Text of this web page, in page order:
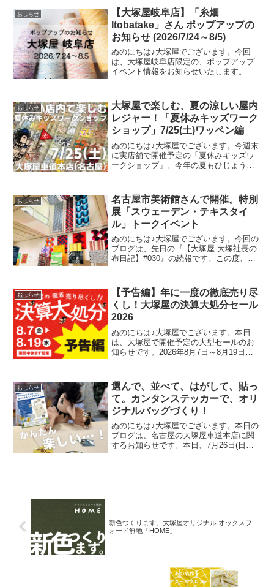
おしらせ
【大塚屋岐阜店】「糸畑
Itobatake」さん ポップアップの
お知らせ (2026/7/24～8/5)
ぬのにちは♪大塚屋でございます。今回
は、大塚屋岐阜店限定の、ポップアップ
イベント情報をお知らせいたします。お
のPOP UPイベントの再開催が決定いた
しました
おしらせ
大塚屋で楽しむ、夏の涼しい屋内
レジャー！「夏休みキッズワーク
ショップ」7/25(土)ワッペン編
ぬのにちは♪大塚屋でございます。今週末
に実店舗で開催予定の「夏休みキッズワ
ークショップ」。今年の夏もひじょうに
る、２日間限定のイベントです。その内
容は各店ごとに異なります
おしらせ
名古屋市美術館さんで開催。特別
展「スウェーデン・テキスタイ
ル」トークイベント
ぬのにちは♪大塚屋でございます。今回の
ブログは、先日の『【大塚屋 大塚社長の
布日記】#030』の続報です。この度、名
のタイトルは、特別展「スウェーデン・
テキスタイル 暮
おしらせ
【予告編】年に一度の徹底売り尽
くし！大塚屋の決算大処分セール
2026
ぬのにちは♪大塚屋でございます。本日
は、大塚屋で開催予定の大型セールのお
知らせです。2026年8月7日～8月19日ま
いたします。（開催前日の8月6日(木)は定
休日です）
おしらせ
選んで、並べて、はがして、貼っ
て。カンタンステッカーで、オリ
ジナルバッグづくり！
ぬのにちは♪大塚屋でございます。本日の
ブログは、名古屋の大塚屋車道本店に関
するお知らせです。本日、7月26日(日曜
新色つくります。大塚屋オリジナル オックスフ
ォード無地「HOME」